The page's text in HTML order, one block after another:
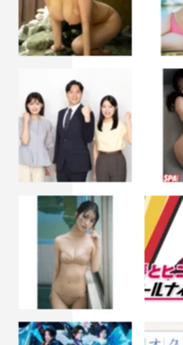
ないような場面で怒って
ことってあると思うんで
を言いたかったわけじゃ
でがセット。そういう葛
います。自分の中に生ま
は、西園寺さん自身にさ
の要素になっているので
化を若菜さんがとてもチ
ます。怒っている西園寺
んも、どれもかわいくて
のなせる技ですね。
西園寺さんが怒る一方で
んです。子供みたいにも